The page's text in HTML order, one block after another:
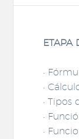
ETAPA
•
•
• Tipos
•
•